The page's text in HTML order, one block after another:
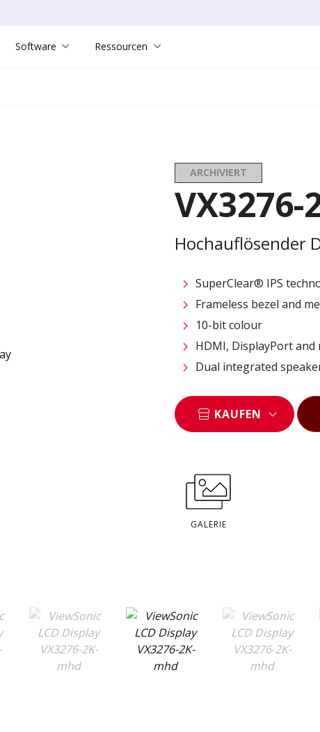
Software Ressourcen
ARCHIVIERT
VX3276-
Hochauflösender
SuperClear® IPS
Frameless bezel and
10-bit colour
HDMI, DisplayPort and
Dual integrated
KAUFEN
GALERIE